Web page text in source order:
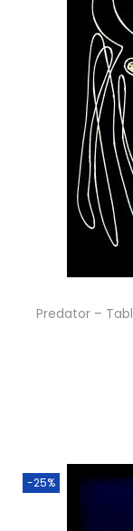
Predator –
-25%